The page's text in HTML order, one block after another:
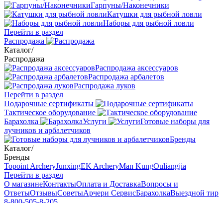
Гарпуны/Наконечники
Катушки для рыбной ловли
Наборы для рыбной ловли
Перейти в раздел
Распродажа
Каталог/
Распродажа
Распродажа аксессуаров
Распродажа арбалетов
Распродажа луков
Перейти в раздел
Подарочные сертификаты
Тактическое оборудование
Барахолка
Услуги
Готовые наборы для
лучников и арбалетчиков
Бренды
Каталог/
Бренды
Topoint ArcheryJunxingEK ArcheryMan KungOuliangjia
Перейти в раздел
О магазинеКонтактыОплата и ДоставкаВопросы и
ОтветыОтзывыСоветыАрчери СервисБарахолкаВыездной тир